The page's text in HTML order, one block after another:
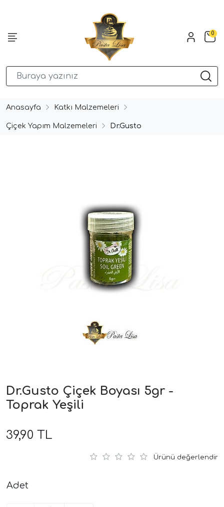
0
Anasayfa Katkı Malzemeleri
Çiçek Yapım Malzemeleri Dr.Gusto
Dr.Gusto Çiçek Boyası 5gr -
Toprak Yeşili
39,90 TL
Ürünü değerlendir
Adet